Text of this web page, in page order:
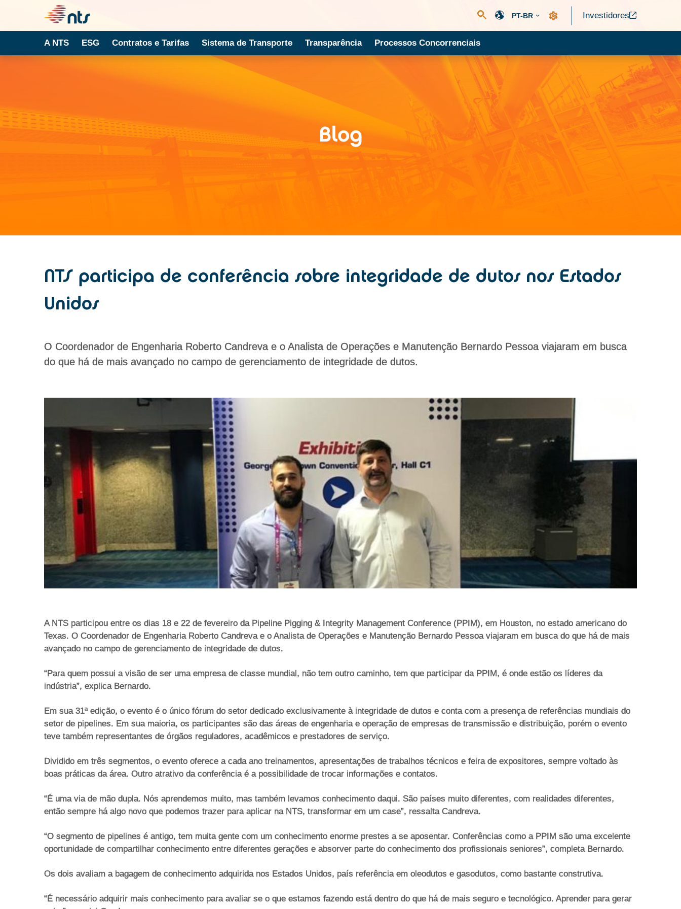
PT-BR Investidores
A NTS ESG Contratos e Tarifas Sistema de Transporte Transparência Processos Concorrenciais
Blog
NTS participa de conferência sobre integridade de dutos nos Estados
Unidos
O Coordenador de Engenharia Roberto Candreva e o Analista de Operações e Manutenção Bernardo Pessoa viajaram em busca
do que há de mais avançado no campo de gerenciamento de integridade de dutos.
A NTS participou entre os dias 18 e 22 de fevereiro da Pipeline Pigging & Integrity Management Conference (PPIM), em Houston, no estado americano do
Texas. O Coordenador de Engenharia Roberto Candreva e o Analista de Operações e Manutenção Bernardo Pessoa viajaram em busca do que há de mais
avançado no campo de gerenciamento de integridade de dutos.
“Para quem possui a visão de ser uma empresa de classe mundial, não tem outro caminho, tem que participar da PPIM, é onde estão os líderes da
indústria”, explica Bernardo.
Em sua 31ª edição, o evento é o único fórum do setor dedicado exclusivamente à integridade de dutos e conta com a presença de referências mundiais do
setor de pipelines. Em sua maioria, os participantes são das áreas de engenharia e operação de empresas de transmissão e distribuição, porém o evento
teve também representantes de órgãos reguladores, acadêmicos e prestadores de serviço.
Dividido em três segmentos, o evento oferece a cada ano treinamentos, apresentações de trabalhos técnicos e feira de expositores, sempre voltado às
boas práticas da área. Outro atrativo da conferência é a possibilidade de trocar informações e contatos.
“É uma via de mão dupla. Nós aprendemos muito, mas também levamos conhecimento daqui. São países muito diferentes, com realidades diferentes,
então sempre há algo novo que podemos trazer para aplicar na NTS, transformar em um case”, ressalta Candreva.
“O segmento de pipelines é antigo, tem muita gente com um conhecimento enorme prestes a se aposentar. Conferências como a PPIM são uma excelente
oportunidade de compartilhar conhecimento entre diferentes gerações e absorver parte do conhecimento dos profissionais seniores”, completa Bernardo.
Os dois avaliam a bagagem de conhecimento adquirida nos Estados Unidos, país referência em oleodutos e gasodutos, como bastante construtiva.
“É necessário adquirir mais conhecimento para avaliar se o que estamos fazendo está dentro do que há de mais seguro e tecnológico. Aprender para gerar